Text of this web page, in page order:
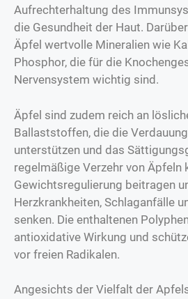
Aufrechterhaltung des
die Gesundheit der Haut.
Äpfel wertvolle Mineralien wie
Phosphor, die für die
Nervensystem wichtig sind.
Äpfel sind zudem reich an
Ballaststoffen, die die
unterstützen und das
regelmäßige Verzehr von Äpfeln
Gewichtsregulierung beitragen
Herzkrankheiten, Schlaganfälle
senken. Die enthaltenen
antioxidative Wirkung und
vor freien Radikalen.
Angesichts der Vielfalt der